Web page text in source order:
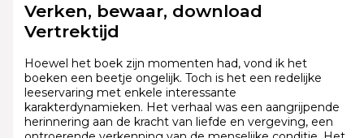
Verken, bewaar, download
Vertrektijd
Hoewel het boek zijn momenten had, vond ik het
boeken een beetje ongelijk. Toch is het een redelijke
leeservaring met enkele interessante
karakterdynamieken. Het verhaal was een aangrijpende
herinnering aan de kracht van liefde en vergeving, een